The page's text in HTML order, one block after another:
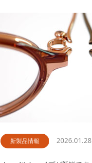
新製品情報 2026.01.28